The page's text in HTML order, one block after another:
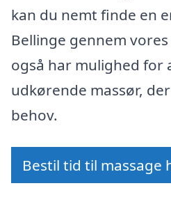
kan du nemt finde en
Bellinge gennem
også har mulighed for
udkørende massør,
behov.
Bestil tid til massage